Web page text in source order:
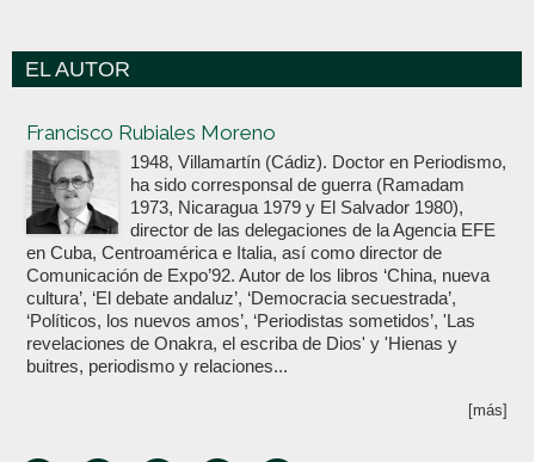
EL AUTOR
Francisco Rubiales Moreno
1948, Villamartín (Cádiz). Doctor en Periodismo,
ha sido corresponsal de guerra (Ramadam
1973, Nicaragua 1979 y El Salvador 1980),
director de las delegaciones de la Agencia EFE
en Cuba, Centroamérica e Italia, así como director de
Comunicación de Expo’92. Autor de los libros ‘China, nueva
cultura’, ‘El debate andaluz’, ‘Democracia secuestrada’,
‘Políticos, los nuevos amos’, ‘Periodistas sometidos’, 'Las
revelaciones de Onakra, el escriba de Dios' y 'Hienas y
buitres, periodismo y relaciones...
[más]